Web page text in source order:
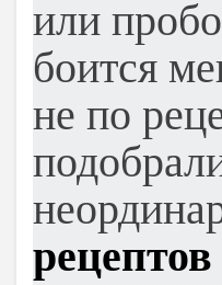
или
боится
не по